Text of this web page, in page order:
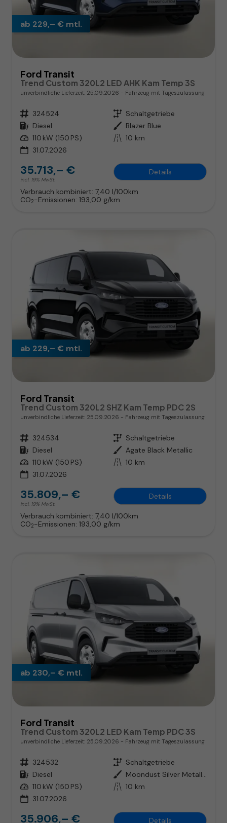
ab 229,– € mtl.
Ford Transit
Trend Custom 320L2 LED AHK Kam Temp 3S
unverbindliche Lieferzeit: 25.09.2026 Fahrzeug mit Tageszulassung
Fahrzeugnr. 324524 Getriebe Schaltgetriebe
Kraftstoff Diesel Außenfarbe Blazer Blue
Leistung 110 kW (150 PS) Kilometerstand 10 km
31.07.2026
35.713,– €
incl. 19% MwSt.
Details
Verbrauch kombiniert: 7,40 l/100km
CO2-Emissionen: 193,00 g/km
ab 229,– € mtl.
Ford Transit
Trend Custom 320L2 SHZ Kam Temp PDC 2S
unverbindliche Lieferzeit: 25.09.2026 Fahrzeug mit Tageszulassung
Fahrzeugnr. 324534 Getriebe Schaltgetriebe
Kraftstoff Diesel Außenfarbe Agate Black Metallic
Leistung 110 kW (150 PS) Kilometerstand 10 km
31.07.2026
35.809,– €
incl. 19% MwSt.
Details
Verbrauch kombiniert: 7,40 l/100km
CO2-Emissionen: 193,00 g/km
ab 230,– € mtl.
Ford Transit
Trend Custom 320L2 LED Kam Temp PDC 3S
unverbindliche Lieferzeit: 25.09.2026 Fahrzeug mit Tageszulassung
Fahrzeugnr. 324532 Getriebe Schaltgetriebe
Kraftstoff Diesel Außenfarbe
Moondust Silver Metallic
Leistung 110 kW (150 PS) Kilometerstand 10 km
31.07.2026
35.906,– € Details